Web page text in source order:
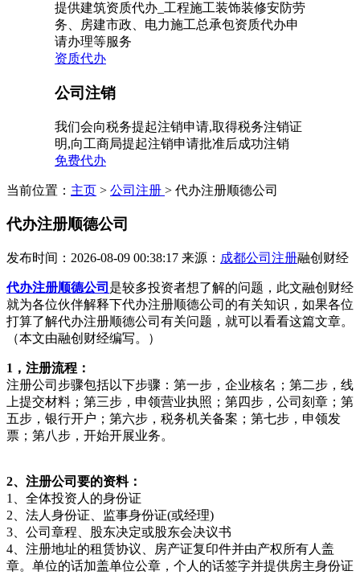
提供建筑资质代办_工程施工装饰装修安防劳
务、房建市政、电力施工总承包资质代办申
请办理等服务
资质代办
公司注销
我们会向税务提起注销申请,取得税务注销证
明,向工商局提起注销申请批准后成功注销
免费代办
当前位置： 主页 > 公司注册 > 代办注册顺德公司
代办注册顺德公司
发布时间：2026-08-09 00:38:17 来源： 成都公司注册融创财经
代办注册顺德公司 是较多投资者想了解的问题，此文融创财经
就为各位伙伴解释下代办注册顺德公司的有关知识，如果各位
打算了解代办注册顺德公司有关问题，就可以看看这篇文章。
（本文由融创财经编写。）
1，注册流程：
注册公司步骤包括以下步骤：第一步，企业核名；第二步，线
上提交材料；第三步，申领营业执照；第四步，公司刻章；第
五步，银行开户；第六步，税务机关备案；第七步，申领发
票；第八步，开始开展业务。
2、注册公司要的资料：
1、全体投资人的身份证
2、法人身份证、监事身份证(或经理)
3、公司章程、股东决定或股东会决议书
4、注册地址的租赁协议、房产证复印件并由产权所有人盖
章。单位的话加盖单位公章，个人的话签字并提供房主身份证